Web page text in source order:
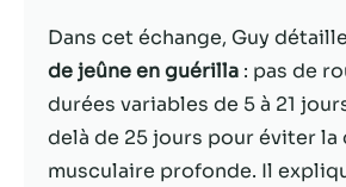
Dans cet échange, Guy
de jeûne en guérilla : pas de
durées variables de 5 à 21
delà de 25 jours pour éviter
musculaire profonde. Il
site